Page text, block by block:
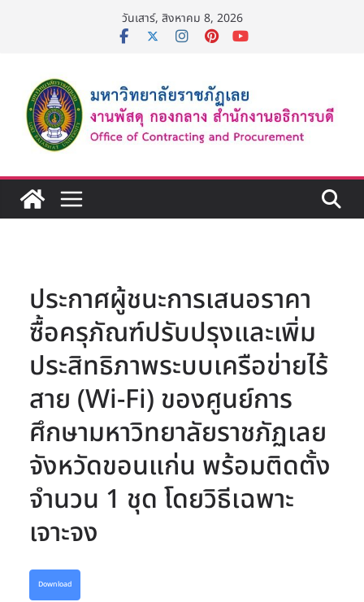
วันเสาร์, สิงหาคม 8, 2026
ประกาศผู้ชนะการเสนอราคา
ซื้อครุภัณฑ์ปรับปรุงและเพิ่ม
ประสิทธิภาพระบบเครือข่ายไร้
สาย (Wi-Fi) ของศูนย์การ
ศึกษามหาวิทยาลัยราชภัฏเลย
จังหวัดขอนแก่น พร้อมติดตั้ง
จำนวน 1 ชุด โดยวิธีเฉพาะ
เจาะจง
Download